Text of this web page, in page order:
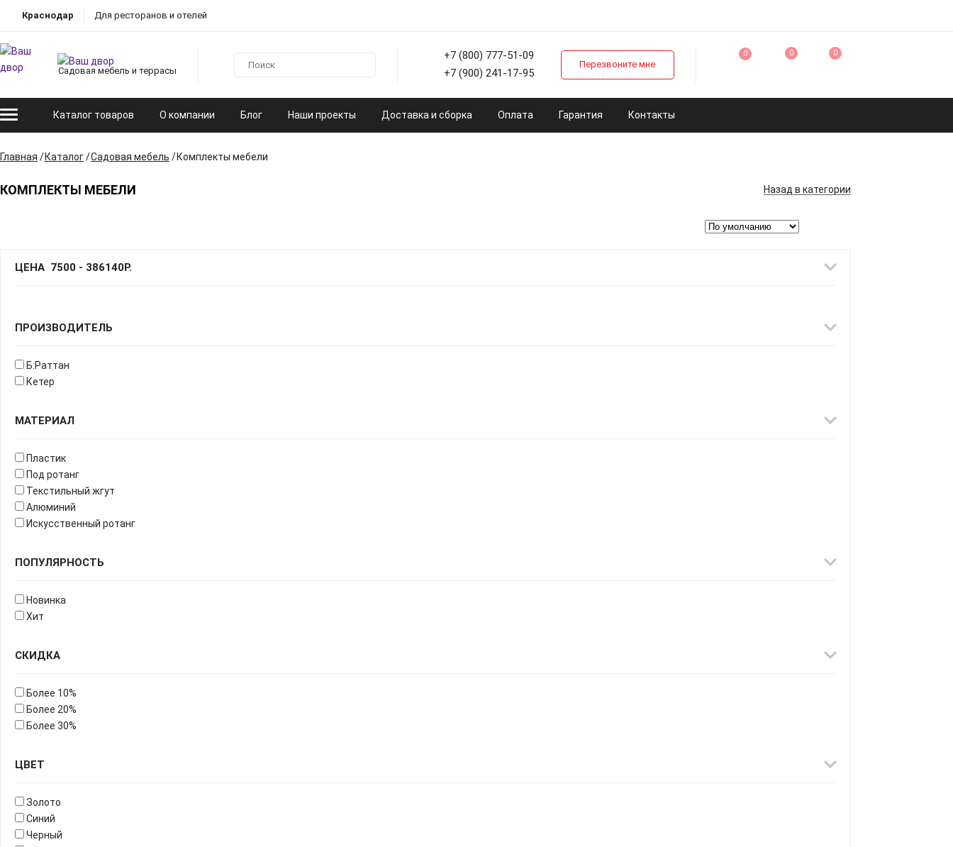
Краснодар Для ресторанов и отелей
Садовая мебель и террасы
+7 (800) 777-51-09
+7 (900) 241-17-95
Перезвоните мне
0 0 0
Каталог товаров О компании Блог Наши проекты Доставка и сборка Оплата Гарантия Контакты
Главная Каталог Садовая мебель Комплекты мебели
КОМПЛЕКТЫ МЕБЕЛИ Назад в категории
ЦЕНА 7500 - 386140Р.
ПРОИЗВОДИТЕЛЬ
Б:Раттан
Кетер
МАТЕРИАЛ
Пластик
Под ротанг
Текстильный жгут
Алюминий
Искусственный ротанг
ПОПУЛЯРНОСТЬ
Новинка
Хит
СКИДКА
Более 10%
Более 20%
Более 30%
ЦВЕТ
Золото
Синий
Черный